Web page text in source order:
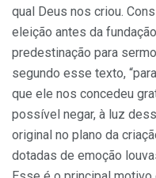
qual Deus nos criou.
eleição antes da
predestinação para
segundo esse texto,
que ele nos concedeu
possível negar, à luz
original no plano da
dotadas de emoção